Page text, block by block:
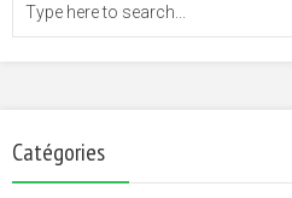
Catégories